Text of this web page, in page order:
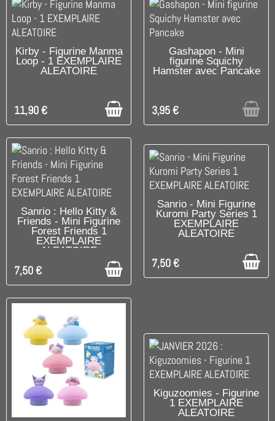
DISPONIBLE
Kirby - Figurine Manma
Loop - 1 EXEMPLAIRE
ALEATOIRE
11,90 €
UNIQUEMENT EN BOUTIQUE
Gashapon - Mini
figurine Squichy
Hamster avec Pancake
3,95 €
DISPONIBLE
Sanrio : Hello Kitty &
Friends - Mini Figurine
Forest Friends 1
EXEMPLAIRE
ALEATOIRE
7,50 €
DISPONIBLE
Sanrio - Mini Figurine
Kuromi Party Series 1
EXEMPLAIRE
ALEATOIRE
7,50 €
C'EST LE DERNIER !
Kiguzoomies - Figurine
1 EXEMPLAIRE
ALEATOIRE